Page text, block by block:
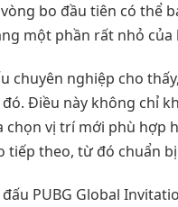
bo đầu tiên có thể
một phần rất nhỏ
chuyên nghiệp cho
Điều này không chỉ
vị trí mới phù hợp
tiếp theo, từ đó chuẩn
PUBG Global